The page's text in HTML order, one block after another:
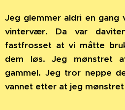
Jeg glemmer aldri en gang
vintervær. Da var
fastfrosset at vi måtte
dem løs. Jeg mønstret
gammel. Jeg tror neppe
vannet etter at jeg mønstret